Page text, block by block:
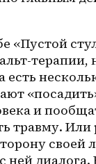
«Пустой
терапии,
есть
и
травму. Или
своей
ней